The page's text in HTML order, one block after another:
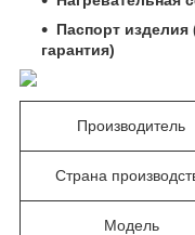
Паспорт изделия
гарантия)
Производитель
Страна
Модель